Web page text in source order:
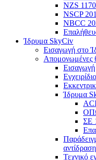
NZS
NSCP
NBCC
Ίδρυμα SkyCiv
Εισαγωγή στο
Απομονωμένες
Εισαγωγή
Ίδρυμα
ΣΕ
Τεχνικό